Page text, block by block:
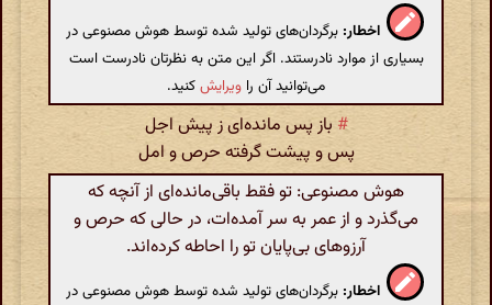
اخطار: برگردان‌های تولید شده توسط هوش مصنوعی در
بسیاری از موارد نادرستند. اگر این متن به نظرتان نادرست است
می‌توانید آن را ویرایشکنید.
# باز پس مانده‌ای ز پیش اجل
پس و پیشت گرفته حرص و امل
هوش مصنوعی: تو فقط باقی‌مانده‌ای از آنچه که
می‌گذرد و از عمر به سر آمده‌ات، در حالی که حرص و
آرزوهای بی‌پایان تو را احاطه کرده‌اند.
اخطار: برگردان‌های تولید شده توسط هوش مصنوعی در